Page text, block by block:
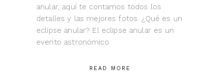
anular, aquí te contamos todos los
detalles y las mejores fotos. ¿Qué es un
eclipse anular? El eclipse anular es un
evento astronómico
READ MORE